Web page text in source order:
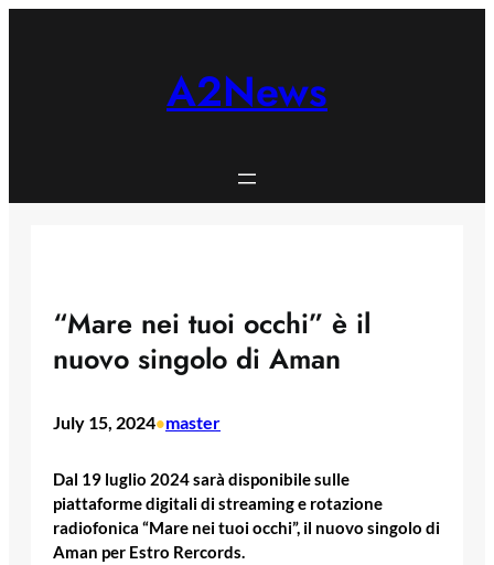
A2News
“Mare nei tuoi occhi” è il
nuovo singolo di Aman
July 15, 2024•master
Dal 19 luglio 2024 sarà disponibile sulle
piattaforme digitali di streaming e rotazione
radiofonica “Mare nei tuoi occhi”, il nuovo singolo di
Aman per Estro Rercords.